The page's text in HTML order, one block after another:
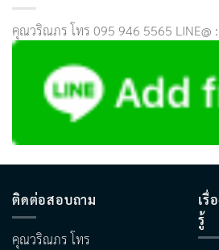
คุณวริณภร โทร 095 946 5565 LINE@
ติดต่อสอบถาม
คุณวริณภร โทร
เรื่
รู้